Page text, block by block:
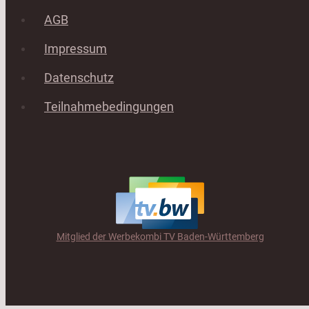
AGB
Impressum
Datenschutz
Teilnahmebedingungen
Mitglied der Werbekombi TV Baden-Württemberg